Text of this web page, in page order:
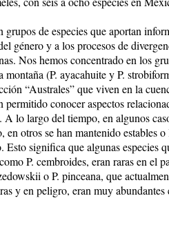
de especies que aportan
género y a los procesos de
Nos hemos concentrado en los
(P. ayacahuite y P.
“Australes” que viven en la
permitido conocer aspectos
lo largo del tiempo, en algunos
en otros se han mantenido estables o
significa que algunas especies
P. cembroides, eran raras en el
o P. pinceana, que
y en peligro, eran muy abundantes